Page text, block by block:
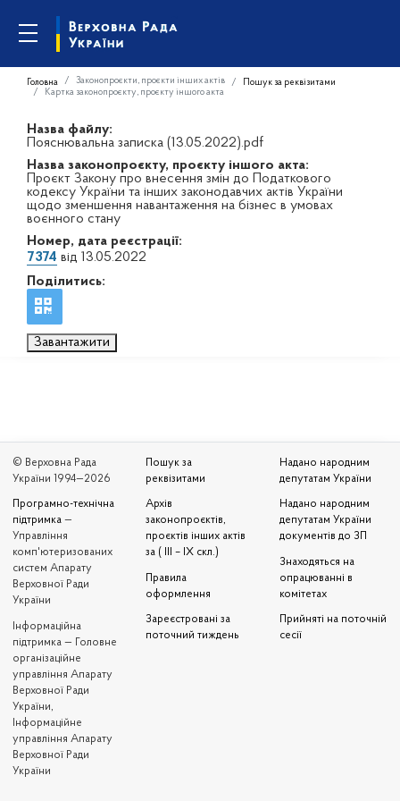
Головна Законопроєкти, проєкти інших актів
Пошук за реквізитами
Картка законопроєкту, проєкту іншого акта
Назва файлу:
Пояснювальна записка (13.05.2022).pdf
Назва законопроєкту, проєкту іншого акта:
Проєкт Закону про внесення змін до Податкового
кодексу України та інших законодавчих актів України
щодо зменшення навантаження на бізнес в умовах
воєнного стану
Номер, дата реєстрації:
7374 від 13.05.2022
Поділитись:
Завантажити
© Верховна Рада
України 1994—2026
Програмно-технічна
підтримка —
Управління
комп'ютеризованих
систем Апарату
Верховної Ради
України
Iнформаційна
підтримка — Головне
організаційне
управління Апарату
Верховної Ради
України,
Інформаційне
управління Апарату
Верховної Ради
України
Пошук за
реквізитами
Архів
законопроєктів,
проєктів інших актів
за ( III – IX скл.)
Правила
оформлення
Зареєстровані за
поточний тиждень
Надано народним
депутатам України
Надано народним
депутатам України
документів до ЗП
Знаходяться на
опрацюванні в
комітетах
Прийняті на поточній
сесії